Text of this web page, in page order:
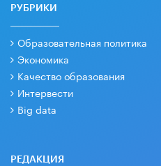
РУБРИКИ
Образовательная политика
Экономика
Качество образования
Интервести
Big data
РЕДАКЦИЯ